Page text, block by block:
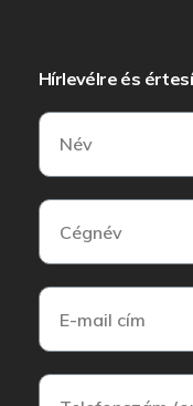
Hírlevélre és